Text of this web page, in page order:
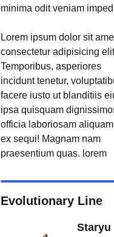
minima odit veniam
Lorem ipsum dolor sit
consectetur adipisicing
Temporibus, asperiores
incidunt tenetur,
facere iusto ut blanditiis
ipsa quisquam
officia laboriosam aliquam
ex sequi! Magnam nam
praesentium quas. lorem
Evolutionary Line
Staryu